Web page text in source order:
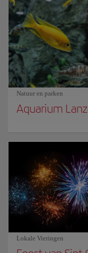
Natuur en parken
Aquarium
Lokale Vieringen